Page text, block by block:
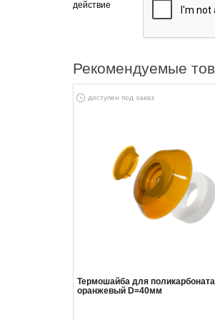
действие
Рекомендуемые
доступен под заказ
Термошайба для
оранжевый D=40мм